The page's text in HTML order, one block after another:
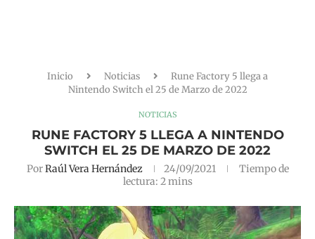
Inicio Noticias
Rune Factory 5 llega a
Nintendo Switch el 25 de Marzo de 2022
NOTICIAS
RUNE FACTORY 5 LLEGA A NINTENDO
SWITCH EL 25 DE MARZO DE 2022
PorRaúl Vera Hernández 24/09/2021